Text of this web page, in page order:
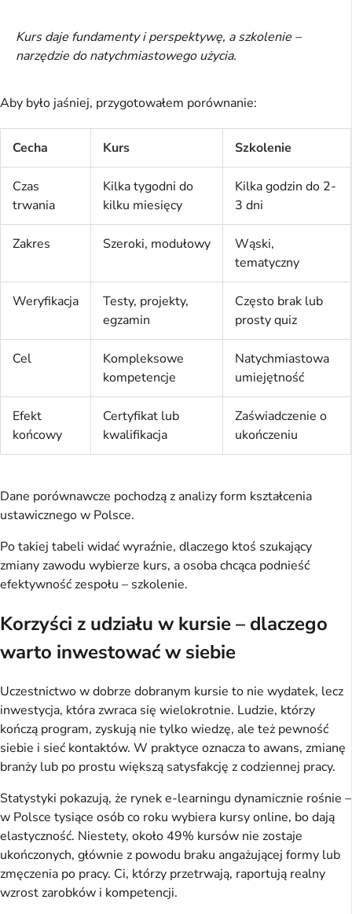
Kurs daje fundamenty i perspektywę, a szkolenie –
narzędzie do natychmiastowego użycia.
Aby było jaśniej, przygotowałem porównanie:
Cecha Kurs Szkolenie
Czas
trwania
Kilka tygodni do
kilku miesięcy
Kilka godzin do 2-
3 dni
Zakres Szeroki, modułowy
Wąski,
tematyczny
Weryfikacja
Testy, projekty,
egzamin
Często brak lub
prosty quiz
Cel
Kompleksowe
kompetencje
Natychmiastowa
umiejętność
Efekt
końcowy
Certyfikat lub
kwalifikacja
Zaświadczenie o
ukończeniu
Dane porównawcze pochodzą z analizy form kształcenia
ustawicznego w Polsce.
Po takiej tabeli widać wyraźnie, dlaczego ktoś szukający
zmiany zawodu wybierze kurs, a osoba chcąca podnieść
efektywność zespołu – szkolenie.
Korzyści z udziału w kursie – dlaczego
warto inwestować w siebie
Uczestnictwo w dobrze dobranym kursie to nie wydatek, lecz
inwestycja, która zwraca się wielokrotnie. Ludzie, którzy
kończą program, zyskują nie tylko wiedzę, ale też pewność
siebie i sieć kontaktów. W praktyce oznacza to awans, zmianę
branży lub po prostu większą satysfakcję z codziennej pracy.
Statystyki pokazują, że rynek e-learningu dynamicznie rośnie –
w Polsce tysiące osób co roku wybiera kursy online, bo dają
elastyczność. Niestety, około 49% kursów nie zostaje
ukończonych, głównie z powodu braku angażującej formy lub
zmęczenia po pracy. Ci, którzy przetrwają, raportują realny
wzrost zarobków i kompetencji.